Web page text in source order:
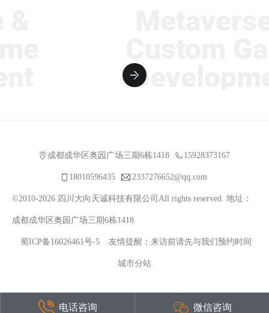
成都成华区奥园广场三期6栋1418 15928373167
18010596435 2337276652@qq.com
©2010-2026 四川大向天诚科技有限公司All rights reserved. 地址：
成都成华区奥园广场三期6栋1418
蜀ICP备16026461号-5 友情提醒：来访前请先与我们预约时间
城市分站
电话咨询 微信咨询